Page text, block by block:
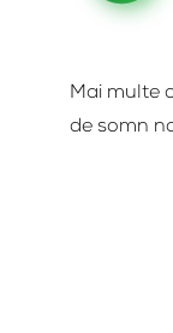
Mai multe
de somn